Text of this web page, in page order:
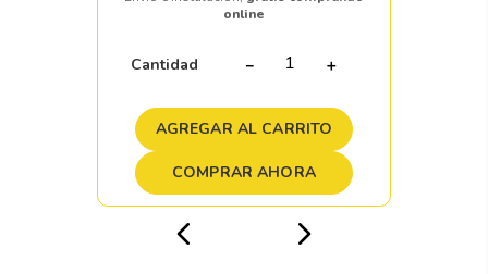
online
Cantidad ＋
－
AGREGAR AL CARRITO
COMPRAR AHORA